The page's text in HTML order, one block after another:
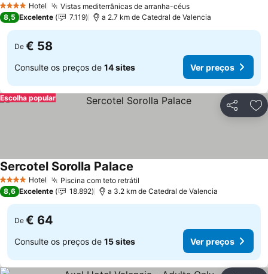
4 EstrelasHotel Vistas mediterrânicas de arranha-céusVer preços
8,5 Excelente 7.119 a 2.7 km de Catedral de Valencia
De € 58
Consulte os preços de 14 sites Ver preços
Partilhar
Escolha popular
4 EstrelasHotel Piscina com teto retrátil
Sercotel Sorolla Palace
8,6 Excelente 18.892 a 3.2 km de Catedral de Valencia
De € 64
Consulte os preços de 15 sites Ver preços